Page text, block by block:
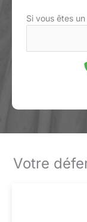
Si vous êtes
Votre